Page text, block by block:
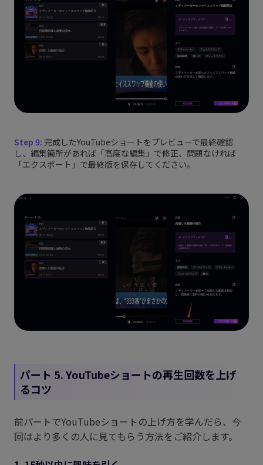
Step 9: 完成したYouTubeショートをプレビューで最終確認
し、編集箇所があれば「高度な編集」で修正、問題なければ
「エクスポート」で最終版を保存してください。
パート 5. YouTubeショートの再生回数を上げ
るコツ
前パートでYouTubeショートの上げ方を学んだら、今
回はより多くの人に見てもらう方法をご紹介します。